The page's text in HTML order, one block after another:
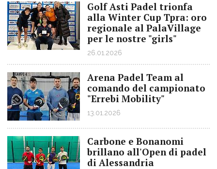
Golf Asti Padel trionfa
alla Winter Cup Tpra: oro
regionale al PalaVillage
per le nostre "girls"
26.01.2026
Arena Padel Team al
comando del campionato
"Errebi Mobility"
13.01.2026
Carbone e Bonanomi
brillano all'Open di padel
di Alessandria